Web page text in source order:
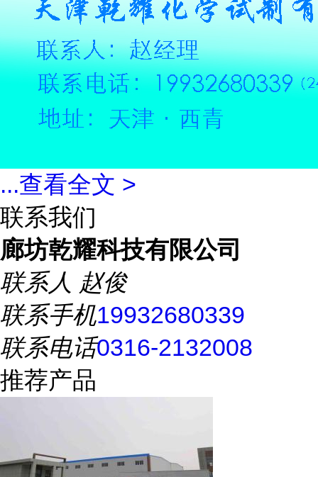
...查看全文 >
联系我们
廊坊乾耀科技有限公司
联系人 赵俊
联系手机19932680339
联系电话0316-2132008
推荐产品